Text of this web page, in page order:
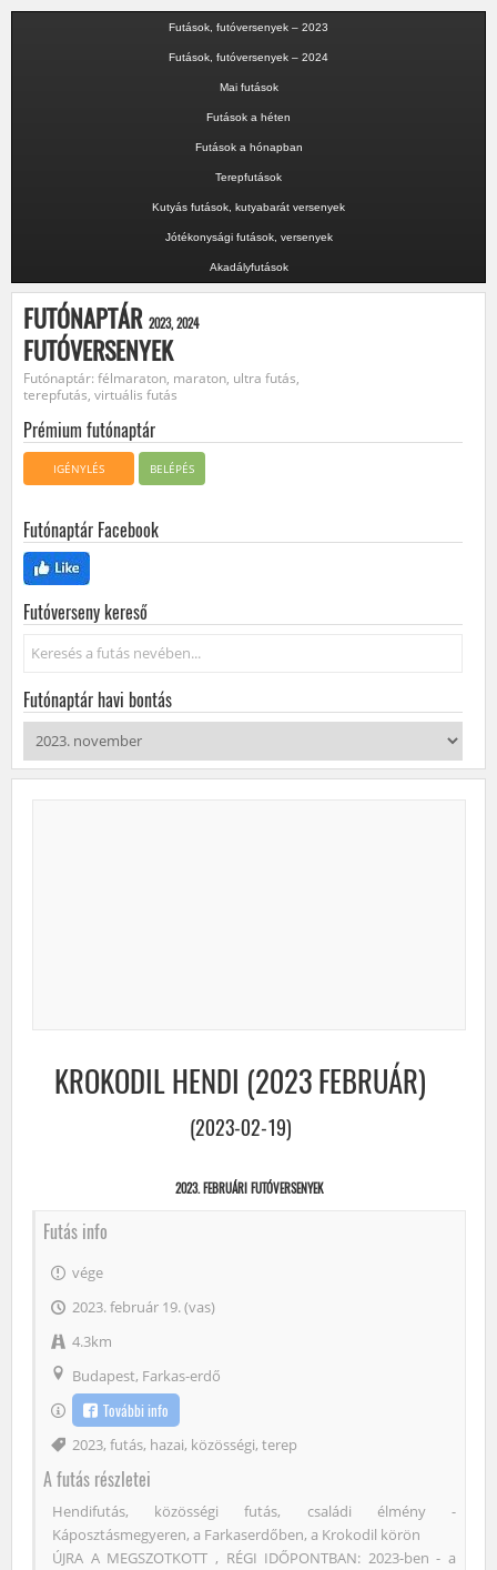
Futások, futóversenyek – 2023
Futások, futóversenyek – 2024
Mai futások
Futások a héten
Futások a hónapban
Terepfutások
Kutyás futások, kutyabarát versenyek
Jótékonysági futások, versenyek
Akadályfutások
FUTÓNAPTÁR 2023, 2024
FUTÓVERSENYEK
Futónaptár: félmaraton, maraton, ultra futás,
terepfutás, virtuális futás
Prémium futónaptár
IGÉNYLÉS BELÉPÉS
Futónaptár Facebook
Futóverseny kereső
Keresés...
Futónaptár havi bontás
KROKODIL HENDI (2023 FEBRUÁR)
(2023-02-19)
2023. FEBRUÁRI FUTÓVERSENYEK
Futás info
vége
2023. február 19. (vas)
4.3km
Budapest, Farkas-erdő
További info
Címke
2023, futás, hazai, közösségi, terep
A futás részletei
Hendifutás, közösségi futás, családi élmény -
Káposztásmegyeren, a Farkaserdőben, a Krokodil körön
ÚJRA A MEGSZOTKOTT , RÉGI IDŐPONTBAN: 2023-ben - a